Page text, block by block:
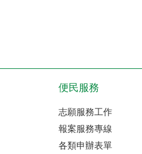
便民服務
志願服務工作
報案服務專線
各類申辦表單